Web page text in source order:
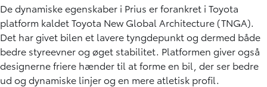
De dynamiske egenskaber i Prius er forankret i Toyota
platform kaldet Toyota New Global Architecture (TNGA).
Det har givet bilen et lavere tyngdepunkt og dermed både
bedre styreevner og øget stabilitet. Platformen giver også
designerne friere hænder til at forme en bil, der ser bedre
ud og dynamiske linjer og en mere atletisk profil.